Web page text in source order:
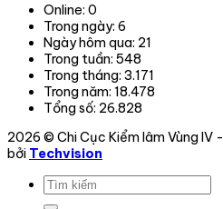
Online: 0
Trong ngày: 6
Ngày hôm qua: 21
Trong tuần: 548
Trong tháng: 3.171
Trong năm: 18.478
Tổng số: 26.828
2026 © Chi Cục Kiểm lâm Vùng IV -
bởi Techvision